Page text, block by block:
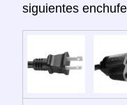
siguientes